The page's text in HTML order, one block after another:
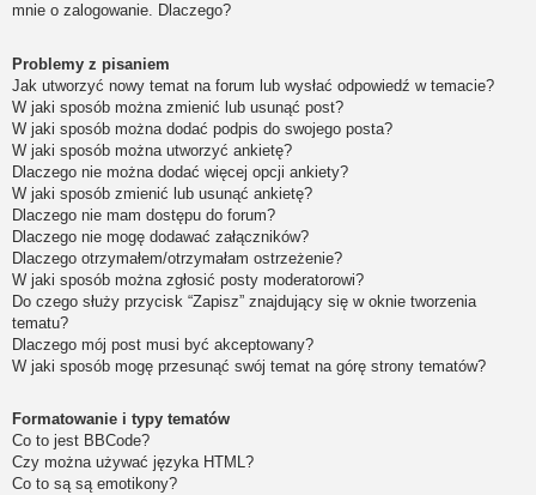
mnie o zalogowanie. Dlaczego?
Problemy z pisaniem
Jak utworzyć nowy temat na forum lub wysłać odpowiedź w temacie?
W jaki sposób można zmienić lub usunąć post?
W jaki sposób można dodać podpis do swojego posta?
W jaki sposób można utworzyć ankietę?
Dlaczego nie można dodać więcej opcji ankiety?
W jaki sposób zmienić lub usunąć ankietę?
Dlaczego nie mam dostępu do forum?
Dlaczego nie mogę dodawać załączników?
Dlaczego otrzymałem/otrzymałam ostrzeżenie?
W jaki sposób można zgłosić posty moderatorowi?
Do czego służy przycisk “Zapisz” znajdujący się w oknie tworzenia
tematu?
Dlaczego mój post musi być akceptowany?
W jaki sposób mogę przesunąć swój temat na górę strony tematów?
Formatowanie i typy tematów
Co to jest BBCode?
Czy można używać języka HTML?
Co to są są emotikony?